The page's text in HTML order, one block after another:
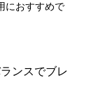
におすすめで
ンスでブレ